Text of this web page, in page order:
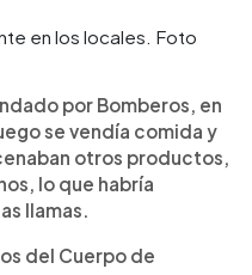
en los locales. Foto
por Bomberos, en
se vendía comida y
otros productos,
lo que habría
llamas.
del Cuerpo de